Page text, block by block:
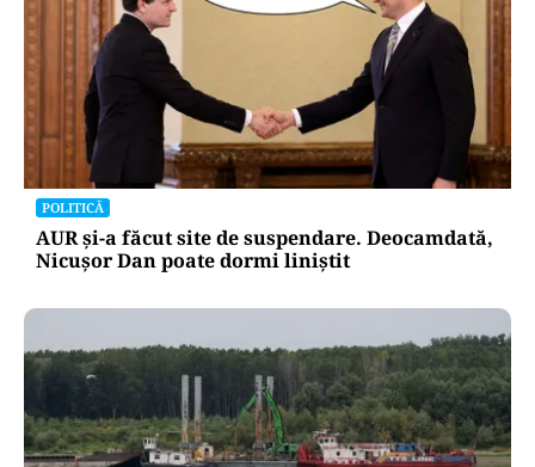
POLITICĂ
Cum a ajuns Guvernul Bolojan să piardă 11
hotărâri în instanță